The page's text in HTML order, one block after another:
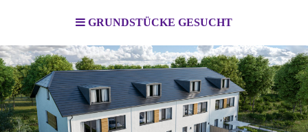
GRUNDSTÜCKE GESUCHT